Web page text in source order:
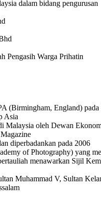
dalam bidang pengurusan
Pengasih Warga Prihatin
(Birmingham, England) pada
Asia
Malaysia oleh Dewan
diperbadankan pada 2006
of Photography) yang
menawarkan Sijil
Muhammad V, Sultan